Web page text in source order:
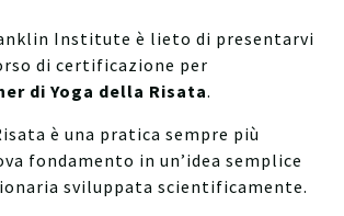
Institute è lieto di presentarvi
di certificazione per
di Yoga della Risata.
è una pratica sempre più
fondamento in un’idea semplice
sviluppata scientificamente.